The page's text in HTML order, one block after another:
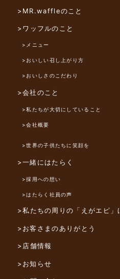
>MR.waffleのこと
>ワッフルのこと
>メニュー
>おいしい召し上がり方
>おいしさのこだわり
>会社のこと
>私たちが大切にしていること
>会社概要
>世界の子供たちに笑顔を
>一緒にはたらく
>採用への想い
>はたらく社員の声
>私たちの周りの「えがエピ」
>お客さまのありがとう
>店舗情報
>お知らせ